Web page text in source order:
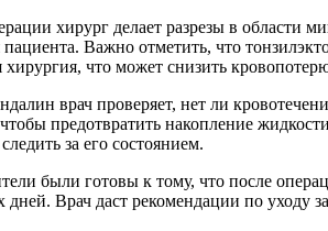
хирург делает разрезы в области
пациента. Важно отметить, что
что может снизить
врач проверяет, нет ли
предотвратить накопление
за его состоянием.
были готовы к тому, что после
дней. Врач даст рекомендации по